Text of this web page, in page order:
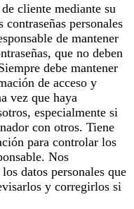
cliente mediante su
personales
de mantener
que no deben
debe mantener
de acceso y
vez que haya
especialmente si
con otros. Tiene
para controlar los
Nos
datos personales que
y corregirlos si